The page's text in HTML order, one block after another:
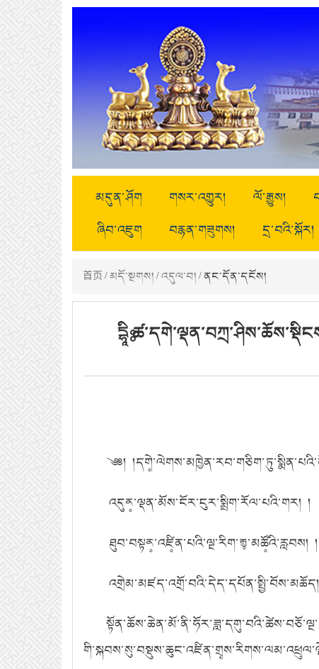
མདུན་ཤོག གསར་འགྱུར། ལོ་རྒྱུས།
ཞིབ་འཇུག
བརྙན་གཟུགས། དྲ་བའི་སྐོར།
首页/མདོ་སྔགས།/འདུལ་བ།/ ནང་དོན་དངོས།
དྷཱིཿ
༄༅།
འདུན༷་ལྡན་མོས་ངོར་ངུར་སྨྲིག་རོལ་པའི་གར། །
ཐུབ་བསྟན༷་འཛི༷ན་པའི་ལྔ་རིག་རྒྱ༷་མཚོ༷འི་རླབས། །